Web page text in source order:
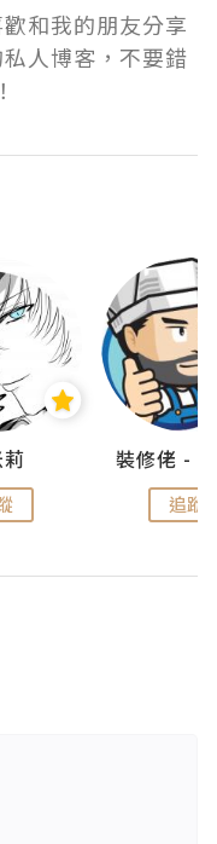
和我的朋友分享
人博客，不要錯
追蹤